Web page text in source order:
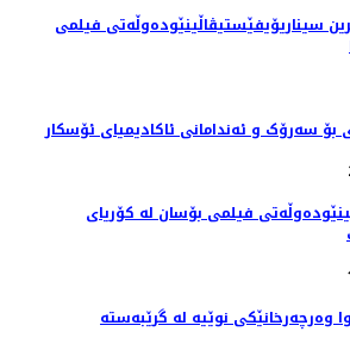
سیناریۆیفێستیڤاڵینێوده‌وڵه‌تی فیلمی
سه‌رۆک و ئه‌ندامانی ئاکادیمیای ئۆسکار
فیلمی بۆسان له کۆریای
وەرچەرخانێکی نوێیە لە گرێبەستە